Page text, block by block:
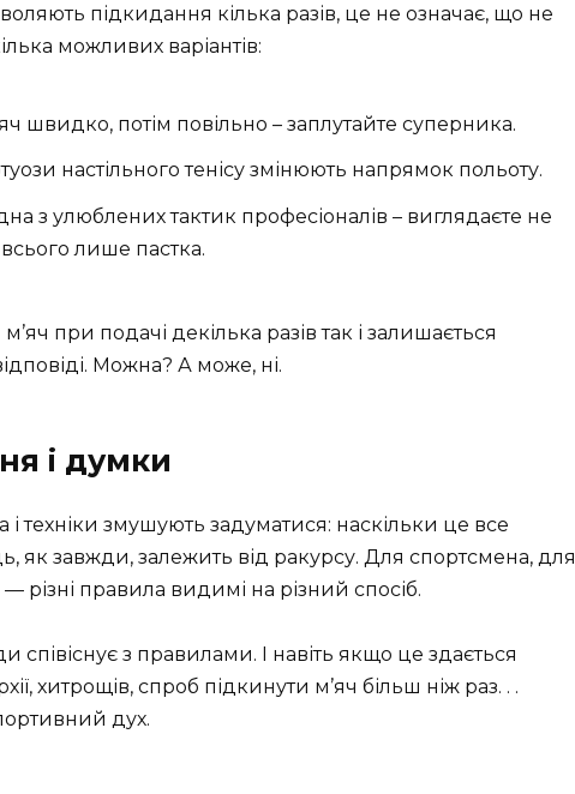
підкидання кілька разів, це не означає, що не
можливих варіантів:
швидко, потім повільно – заплутайте суперника.
настільного тенісу змінюють напрямок польоту.
з улюблених тактик професіоналів – виглядаєте не
лише пастка.
при подачі декілька разів так і залишається
Можна? А може, ні.
і думки
і техніки змушують задуматися: наскільки це все
як завжди, залежить від ракурсу. Для спортсмена, для
— різні правила видимі на різний спосіб.
співіснує з правилами. І навіть якщо це здається
хитрощів, спроб підкинути м’яч більш ніж раз. . .
дух.